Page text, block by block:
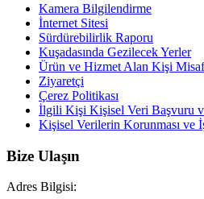
Kamera Bilgilendirme
İnternet Sitesi
Sürdürebilirlik Raporu
Kuşadasında Gezilecek Yerler
Ürün ve Hizmet Alan Kişi
Ziyaretçi
Çerez Politikası
İlgili Kişi Kişisel Veri Başvuru
Kişisel Verilerin Korunması ve
Bize Ulaşın
Adres Bilgisi: